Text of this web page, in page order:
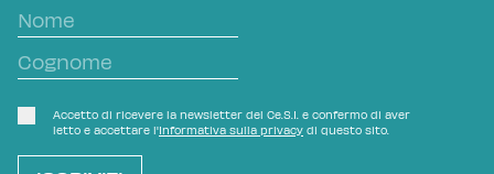
Accetto di ricevere la newsletter del Ce.S.I. e confermo di aver
letto e accettare l'Informativa sulla privacy di questo sito.